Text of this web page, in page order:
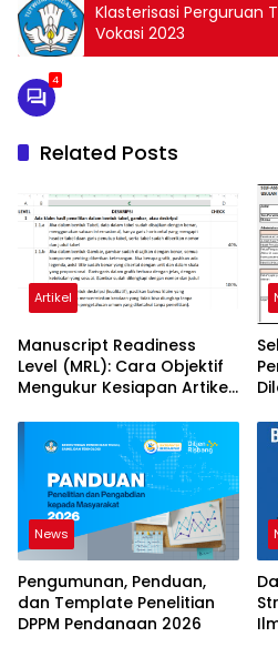
Klasterisasi Perguruan
Vokasi 2023
4
Related Posts
Artikel
Manuscript Readiness
Level (MRL): Cara Objektif
Mengukur Kesiapan Artikel
News
Pengumunan, Penduan,
dan Template Penelitian
DPPM Pendanaan 2026